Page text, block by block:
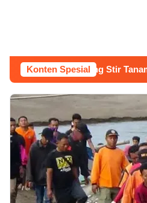
Konten Spesial
Banting Stir Tanam Melon